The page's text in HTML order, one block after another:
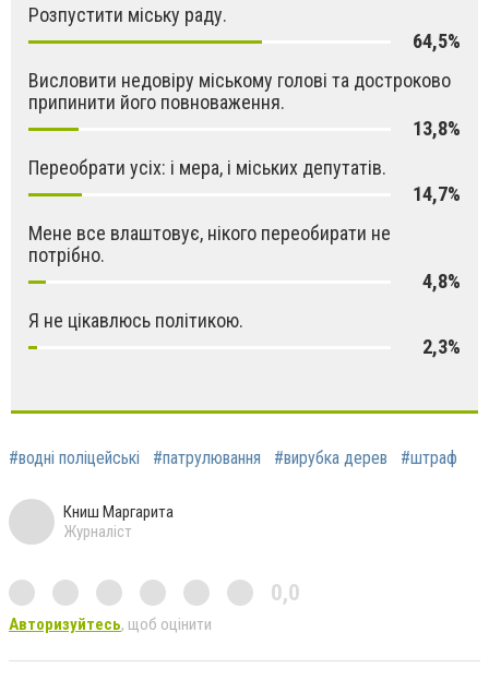
Розпустити міську раду.
64,5%
Висловити недовіру міському голові та достроково
припинити його повноваження.
13,8%
Переобрати усіх: і мера, і міських депутатів.
14,7%
Мене все влаштовує, нікого переобирати не
потрібно.
4,8%
Я не цікавлюсь політикою.
2,3%
#водні поліцейські #патрулювання #вирубка дерев #штраф
Книш Маргарита
Журналіст
0,0
Авторизуйтесь, щоб оцінити